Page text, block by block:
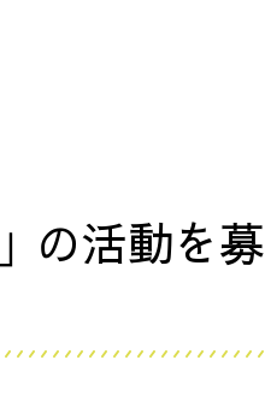
の活動を募